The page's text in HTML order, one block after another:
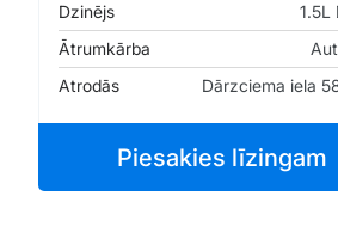
Dzinējs
1.5L
Ātrumkārba
Atrodās
Dārzciema iela
Piesakies līzingam